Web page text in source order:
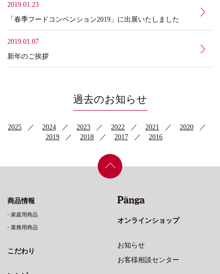
2019.01.23
「春季フードコンベンション2019」に出展いたしました
2019.01.07
新年のご挨拶
過去のお知らせ
2025 2024 2023 2022 2021
2020
2019
2018 2017 2016
商品情報
- 家庭用商品
- 業務用商品
こだわり
オンラインショップ
お知らせ
お客様相談センター